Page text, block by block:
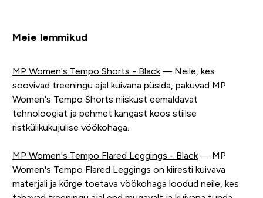
Meie lemmikud
MP Women's Tempo Shorts - Black— Neile, kes
soovivad treeningu ajal kuivana püsida, pakuvad MP
Women's Tempo Shorts niiskust eemaldavat
tehnoloogiat ja pehmet kangast koos stiilse
ristkülikukujulise vöökohaga.
MP Women's Tempo Flared Leggings - Black— MP
Women's Tempo Flared Leggings on kiiresti kuivava
materjali ja kõrge toetava vöökohaga loodud neile, kes